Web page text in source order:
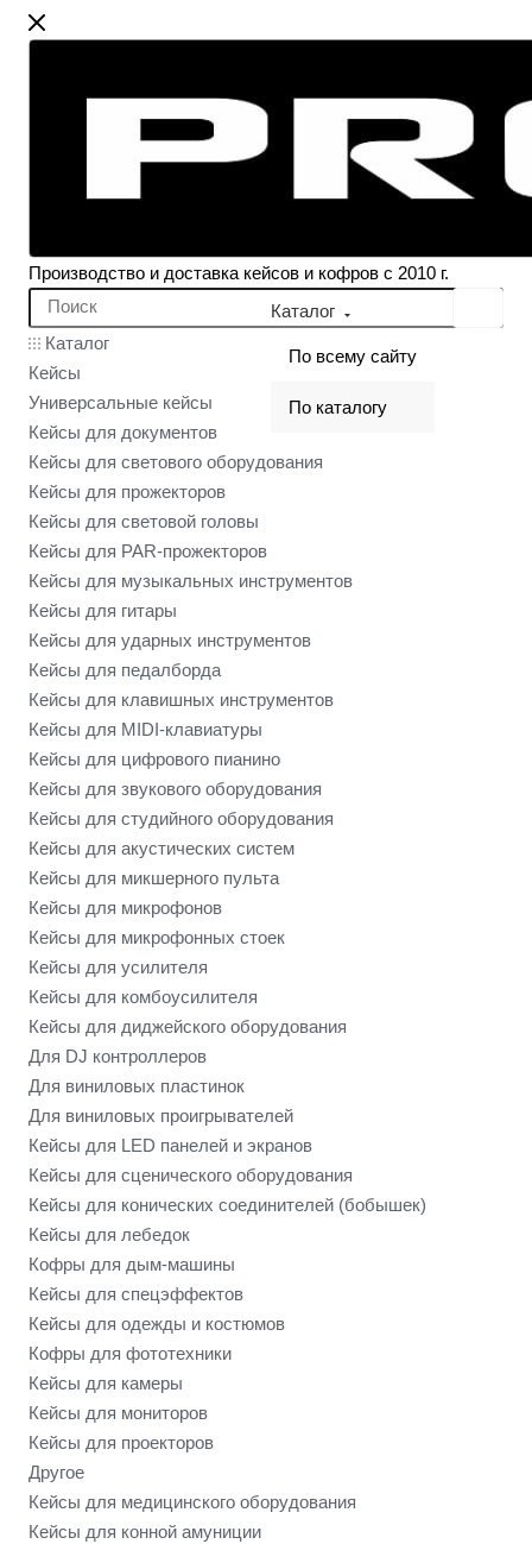
Производство и доставка кейсов и кофров с 2010 г.
Каталог
По всему сайту
По каталогу
Каталог
Кейсы
Универсальные кейсы
Кейсы для документов
Кейсы для светового оборудования
Кейсы для прожекторов
Кейсы для световой головы
Кейсы для PAR-прожекторов
Кейсы для музыкальных инструментов
Кейсы для гитары
Кейсы для ударных инструментов
Кейсы для педалборда
Кейсы для клавишных инструментов
Кейсы для MIDI-клавиатуры
Кейсы для цифрового пианино
Кейсы для звукового оборудования
Кейсы для студийного оборудования
Кейсы для акустических систем
Кейсы для микшерного пульта
Кейсы для микрофонов
Кейсы для микрофонных стоек
Кейсы для усилителя
Кейсы для комбоусилителя
Кейсы для диджейского оборудования
Для DJ контроллеров
Для виниловых пластинок
Для виниловых проигрывателей
Кейсы для LED панелей и экранов
Кейсы для сценического оборудования
Кейсы для конических соединителей (бобышек)
Кейсы для лебедок
Кофры для дым-машины
Кейсы для спецэффектов
Кейсы для одежды и костюмов
Кофры для фототехники
Кейсы для камеры
Кейсы для мониторов
Кейсы для проекторов
Другое
Кейсы для медицинского оборудования
Кейсы для конной амуниции